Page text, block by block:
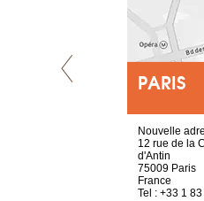
PARIS
Nouvelle
12 rue de la
d'Antin
75009 Paris
France
Tel : +33 1